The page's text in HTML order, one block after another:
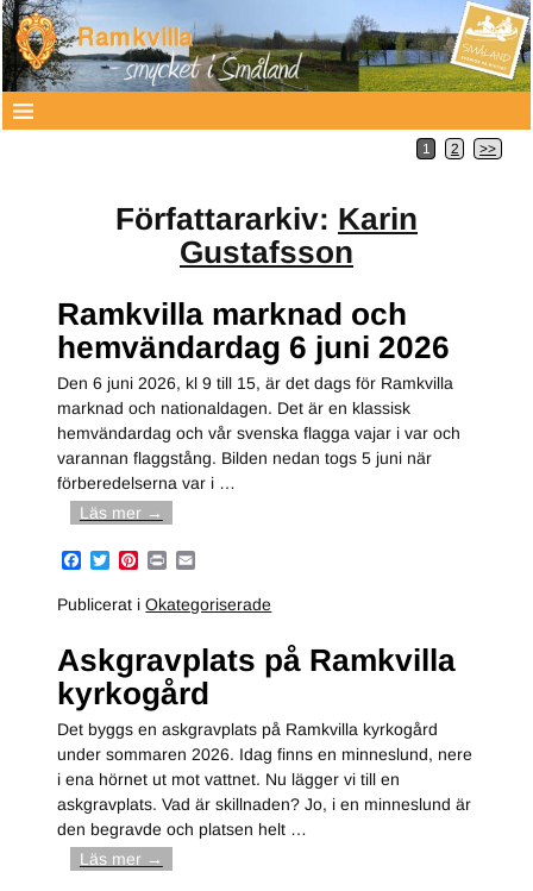
1 2 >>
Författararkiv: Karin
Gustafsson
Ramkvilla marknad och
hemvändardag 6 juni 2026
Den 6 juni 2026, kl 9 till 15, är det dags för Ramkvilla
marknad och nationaldagen. Det är en klassisk
hemvändardag och vår svenska flagga vajar i var och
varannan flaggstång. Bilden nedan togs 5 juni när
förberedelserna var i …
Läs mer →
F
c
e
o
o
k
T
i
t
e
r
P
n
t
r
e
s
t
P
i
n
a
i
Publicerat i Okategoriserade
Askgravplats på Ramkvilla
kyrkogård
Det byggs en askgravplats på Ramkvilla kyrkogård
under sommaren 2026. Idag finns en minneslund, nere
i ena hörnet ut mot vattnet. Nu lägger vi till en
askgravplats. Vad är skillnaden? Jo, i en minneslund är
den begravde och platsen helt …
Läs mer →